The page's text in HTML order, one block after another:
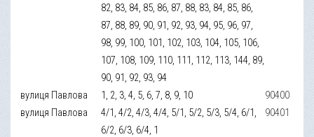
82, 83, 84, 85, 86, 87, 88, 83, 84, 85, 86,
87, 88, 89, 90, 91, 92, 93, 94, 95, 96, 97,
98, 99, 100, 101, 102, 103, 104, 105, 106,
107, 108, 109, 110, 111, 112, 113, 144, 89,
90, 91, 92, 93, 94
вулиця Павлова 1, 2, 3, 4, 5, 6, 7, 8, 9, 10
90400
вулиця Павлова
4/1, 4/2, 4/3, 4/4, 5/1, 5/2, 5/3, 5/4, 6/1,
6/2, 6/3, 6/4, 1
90401